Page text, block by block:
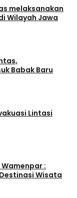
melaksanakan
Wilayah Jawa
Babak Baru
Lintasi
Wamenpar :
Wisata